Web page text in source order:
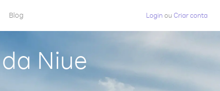
Blog Login ou Criar conta
Niue